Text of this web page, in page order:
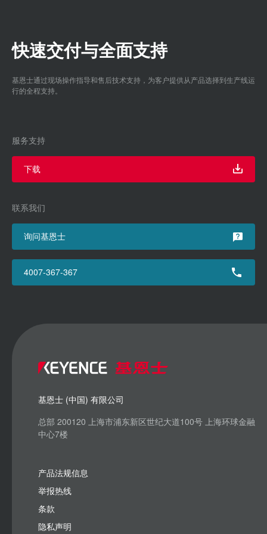
快速交付与全面支持
基恩士通过现场操作指导和售后技术支持，为客户提供从产品选择到生产线运
行的全程支持。
服务支持
下载
联系我们
询问基恩士
4007-367-367
基恩士 (中国) 有限公司
总部 200120 上海市浦东新区世纪大道100号 上海环球金融
中心7楼
产品法规信息
举报热线
条款
隐私声明